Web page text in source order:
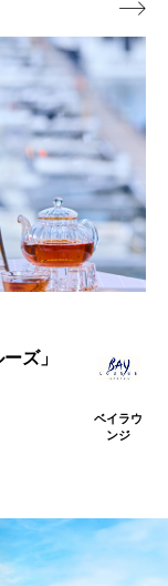
タークルー
ムクルーズ～
ークルーズ」
